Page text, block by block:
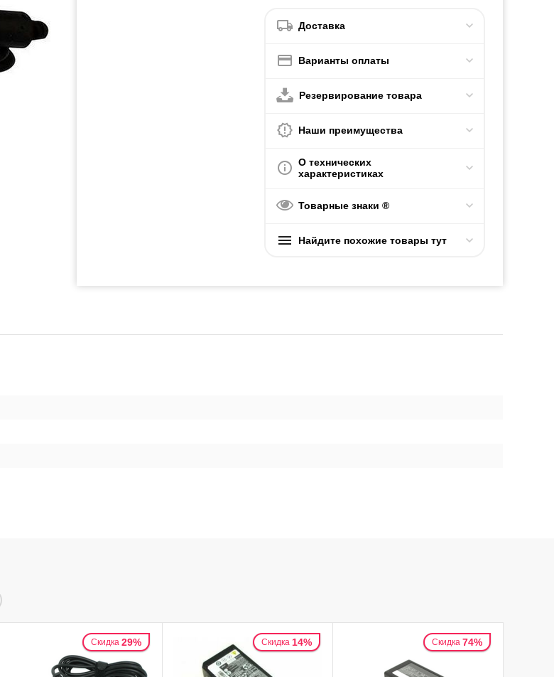
Доставка
Варианты оплаты
Резервирование товара
Наши преимущества
О технических
характеристиках
Товарные знаки ®
Найдите похожие товары тут
Скидка 29% Скидка 14% Скидка 74%